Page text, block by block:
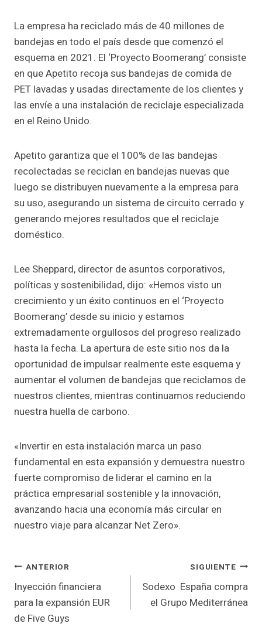
La empresa ha reciclado más de 40 millones de
bandejas en todo el país desde que comenzó el
esquema en 2021. El ‘Proyecto Boomerang’ consiste
en que Apetito recoja sus bandejas de comida de
PET lavadas y usadas directamente de los clientes y
las envíe a una instalación de reciclaje especializada
en el Reino Unido.
Apetito garantiza que el 100% de las bandejas
recolectadas se reciclan en bandejas nuevas que
luego se distribuyen nuevamente a la empresa para
su uso, asegurando un sistema de circuito cerrado y
generando mejores resultados que el reciclaje
doméstico.
Lee Sheppard, director de asuntos corporativos,
políticas y sostenibilidad, dijo: «Hemos visto un
crecimiento y un éxito continuos en el ‘Proyecto
Boomerang’ desde su inicio y estamos
extremadamente orgullosos del progreso realizado
hasta la fecha. La apertura de este sitio nos da la
oportunidad de impulsar realmente este esquema y
aumentar el volumen de bandejas que reciclamos de
nuestros clientes, mientras continuamos reduciendo
nuestra huella de carbono.
«Invertir en esta instalación marca un paso
fundamental en esta expansión y demuestra nuestro
fuerte compromiso de liderar el camino en la
práctica empresarial sostenible y la innovación,
avanzando hacia una economía más circular en
nuestro viaje para alcanzar Net Zero».
Navegación
de
entradas
ANTERIOR
Inyección financiera
para la expansión EUR
de Five Guys
SIGUIENTE
Sodexo España compra
el Grupo Mediterránea